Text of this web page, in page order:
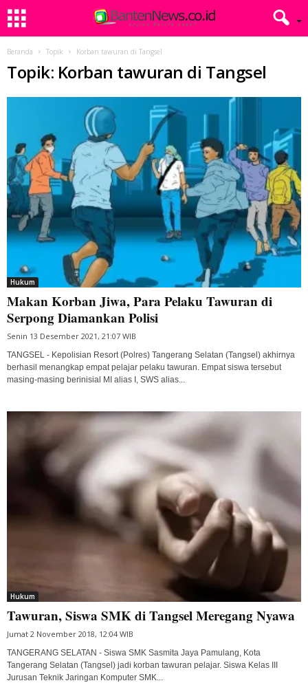
Beranda Topik Korban tawuran di Tangsel
Topik: Korban tawuran di Tangsel
Hukum
Makan Korban Jiwa, Para Pelaku Tawuran di
Serpong Diamankan Polisi
Senin 13 Desember 2021, 21:07 WIB
TANGSEL - Kepolisian Resort (Polres) Tangerang Selatan (Tangsel) akhirnya
berhasil menangkap empat pelajar pelaku tawuran. Empat siswa tersebut
masing-masing berinisial MI alias I, SWS alias...
Hukum
Tawuran, Siswa SMK di Tangsel Meregang Nyawa
Jumat 2 November 2018, 12:04 WIB
TANGERANG SELATAN - Siswa SMK Sasmita Jaya Pamulang, Kota
Tangerang Selatan (Tangsel) jadi korban tawuran pelajar. Siswa Kelas III
Jurusan Teknik Jaringan Komputer SMK...